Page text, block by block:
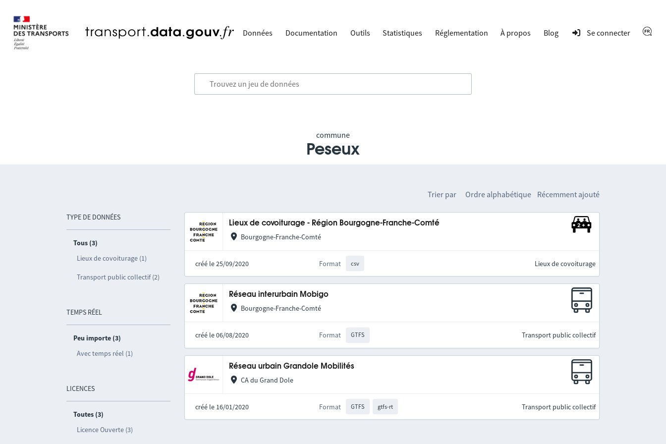
Données Documentation Outils Statistiques Réglementation À propos Blog Se connecter
commune
Peseux
TYPE DE DONNÉES
Tous (3)
Lieux de covoiturage (1)
Transport public collectif (2)
TEMPS RÉEL
Peu importe (3)
Avec temps réel (1)
LICENCES
Toutes (3)
Licence Ouverte (3)
Trier par Ordre alphabétique Récemment ajouté
Lieux de covoiturage - Région Bourgogne-Franche-Comté
Bourgogne-Franche-Comté
créé le 25/09/2020 Format csv Lieux de covoiturage
Réseau interurbain Mobigo
Bourgogne-Franche-Comté
créé le 06/08/2020 Format GTFS Transport public collectif
Réseau urbain Grandole Mobilités
CA du Grand Dole
créé le 16/01/2020 Format GTFS gtfs-rt Transport public collectif